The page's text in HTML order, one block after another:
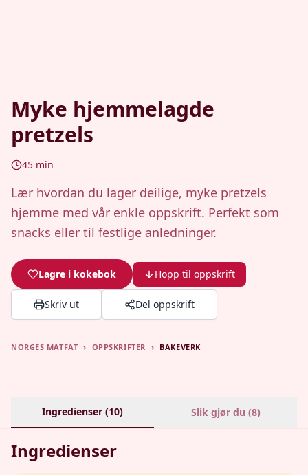
Myke hjemmelagde
pretzels
45 min
Lær hvordan du lager deilige, myke pretzels
hjemme med vår enkle oppskrift. Perfekt som
snacks eller til festlige anledninger.
Lagre i kokebok Hopp til oppskrift
Skriv ut Del oppskrift
NORGES MATFAT › OPPSKRIFTER › BAKEVERK
Ingredienser (10) Slik gjør du (8)
Ingredienser